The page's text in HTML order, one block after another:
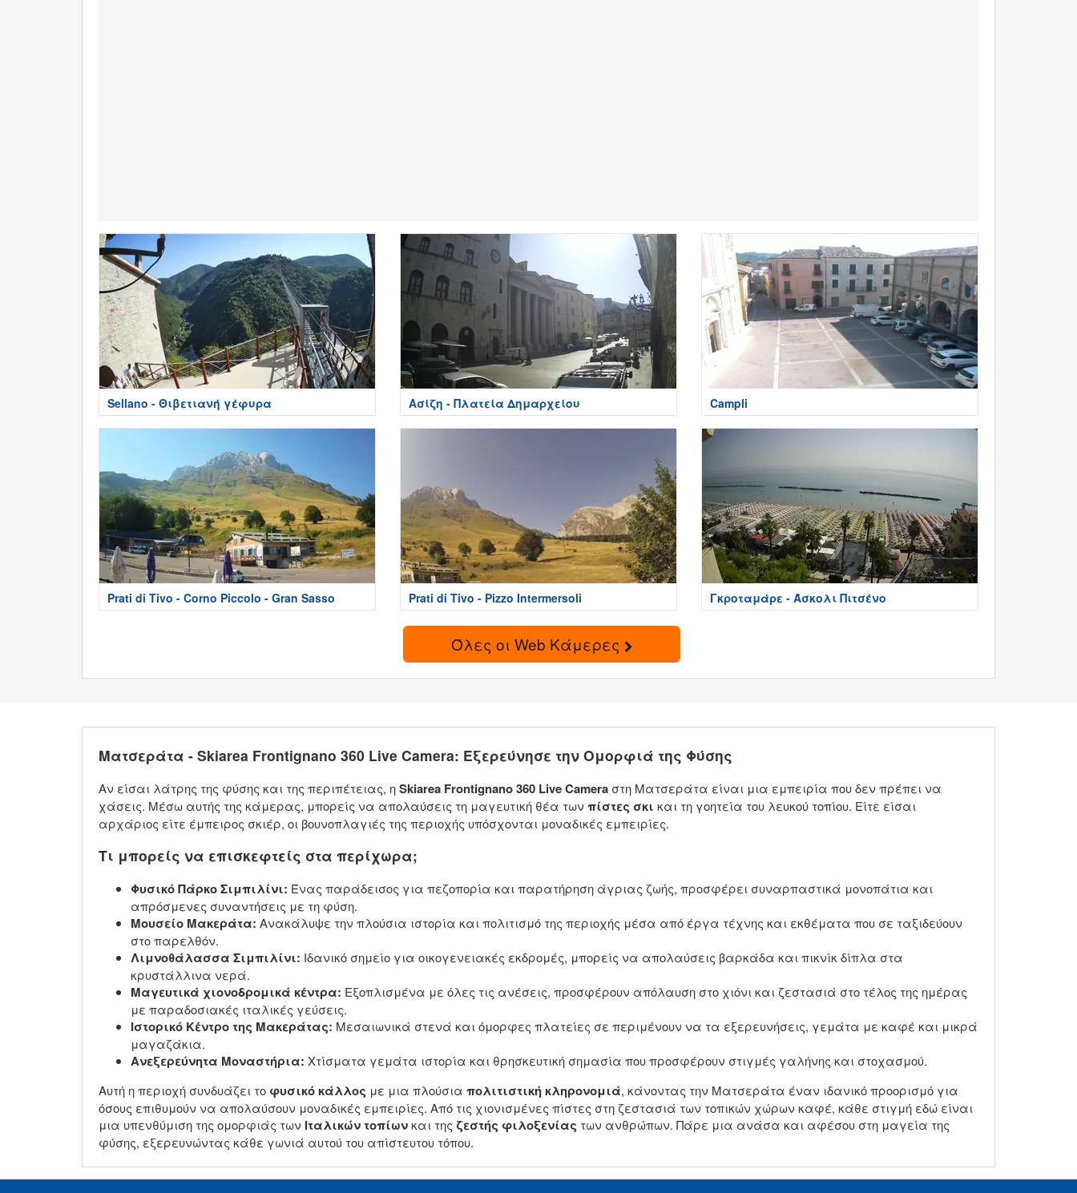
Sellano - Θιβετιανή γέφυρα Ασίζη - Πλατεία Δημαρχείου Campli
Prati di Tivo - Corno Piccolo - Gran Sasso Prati di Tivo - Pizzo Intermersoli Γκροταμάρε - Άσκολι Πιτσένο
Όλες οι Web Κάμερες
Ματσεράτα - Skiarea Frontignano 360 Live Camera: Εξερεύνησε την Ομορφιά της Φύσης
Αν είσαι λάτρης της φύσης και της περιπέτειας, ηSkiarea Frontignano 360 Live Camera στη Ματσεράτα είναι μια εμπειρία που δεν πρέπει να
χάσεις. Μέσω αυτής της κάμερας, μπορείς να απολαύσεις τη μαγευτική θέα των πίστες σκι και τη γοητεία του λευκού τοπίου. Είτε είσαι
αρχάριος είτε έμπειρος σκιέρ, οι βουνοπλαγιές της περιοχής υπόσχονται μοναδικές εμπειρίες.
Τι μπορείς να επισκεφτείς στα περίχωρα;
Φυσικό Πάρκο Σιμπιλίνι: Ένας παράδεισος για πεζοπορία και παρατήρηση άγριας ζωής, προσφέρει συναρπαστικά μονοπάτια και
απρόσμενες συναντήσεις με τη φύση.
Μουσείο Μακεράτα: Ανακάλυψε την πλούσια ιστορία και πολιτισμό της περιοχής μέσα από έργα τέχνης και εκθέματα που σε ταξιδεύουν
στο παρελθόν.
Λιμνοθάλασσα Σιμπιλίνι: Ιδανικό σημείο για οικογενειακές εκδρομές, μπορείς να απολαύσεις βαρκάδα και πικνίκ δίπλα στα
κρυστάλλινα νερά.
Μαγευτικά χιονοδρομικά κέντρα: Εξοπλισμένα με όλες τις ανέσεις, προσφέρουν απόλαυση στο χιόνι και ζεστασιά στο τέλος της ημέρας
με παραδοσιακές ιταλικές γεύσεις.
Ιστορικό Κέντρο της Μακεράτας: Μεσαιωνικά στενά και όμορφες πλατείες σε περιμένουν να τα εξερευνήσεις, γεμάτα με καφέ και μικρά
μαγαζάκια.
Ανεξερεύνητα Μοναστήρια: Χτίσματα γεμάτα ιστορία και θρησκευτική σημασία που προσφέρουν στιγμές γαλήνης και στοχασμού.
Αυτή η περιοχή συνδυάζει το φυσικό κάλλος με μια πλούσια πολιτιστική κληρονομιά, κάνοντας την Ματσεράτα έναν ιδανικό προορισμό για
όσους επιθυμούν να απολαύσουν μοναδικές εμπειρίες. Από τις χιονισμένες πίστες στη ζεστασιά των τοπικών χώρων καφέ, κάθε στιγμή εδώ είναι
μια υπενθύμιση της ομορφιάς των Ιταλικών τοπίωνκαι της ζεστής φιλοξενίας των ανθρώπων. Πάρε μια ανάσα και αφέσου στη μαγεία της
φύσης, εξερευνώντας κάθε γωνιά αυτού του απίστευτου τόπου.